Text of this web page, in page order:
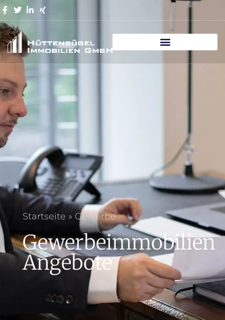
Startseite » Gewerbe
Gewerbeimmobilien
Angebote